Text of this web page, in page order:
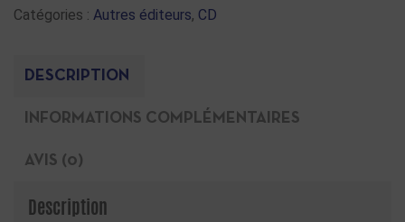
Catégories : Autres éditeurs, CD
DESCRIPTION
INFORMATIONS COMPLÉMENTAIRES
AVIS (0)
Description